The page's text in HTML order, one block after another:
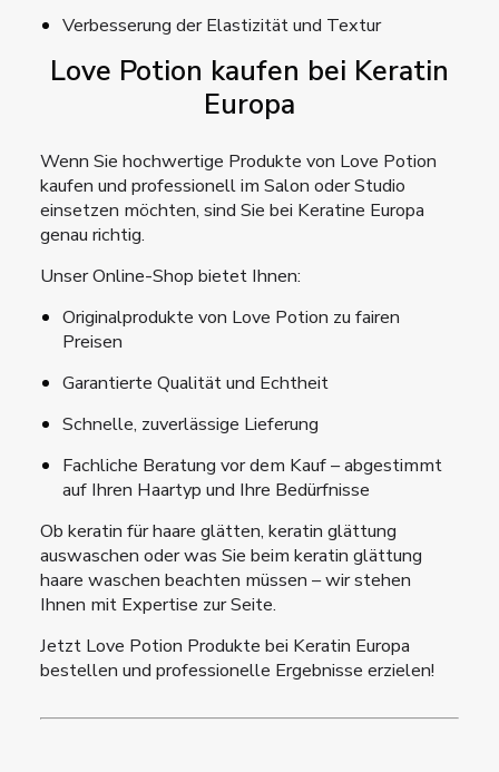
Verbesserung der Elastizität und Textur
Love Potion kaufen bei Keratin
Europa
Wenn Sie hochwertige Produkte von Love Potion
kaufen und professionell im Salon oder Studio
einsetzen möchten, sind Sie bei Keratine Europa
genau richtig.
Unser Online-Shop bietet Ihnen:
Originalprodukte von Love Potion zu fairen
Preisen
Garantierte Qualität und Echtheit
Schnelle, zuverlässige Lieferung
Fachliche Beratung vor dem Kauf – abgestimmt
auf Ihren Haartyp und Ihre Bedürfnisse
Ob keratin für haare glätten, keratin glättung
auswaschen oder was Sie beim keratin glättung
haare waschen beachten müssen – wir stehen
Ihnen mit Expertise zur Seite.
Jetzt Love Potion Produkte bei Keratin Europa
bestellen und professionelle Ergebnisse erzielen!